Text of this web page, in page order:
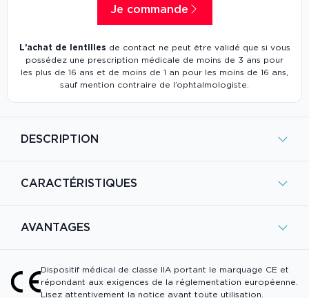
DESCRIPTION
CARACTÉRISTIQUES
AVANTAGES
Dispositif médical de classe IIA portant le marquage CE et
répondant aux exigences de la réglementation européenne.
Lisez attentivement la notice avant toute utilisation.
Je commande
L’achat de lentilles de contact ne peut être validé que si vous
possédez une prescription médicale de moins de 3 ans pour
les plus de 16 ans et de moins de 1 an pour les moins de 16 ans,
sauf mention contraire de l’ophtalmologiste.